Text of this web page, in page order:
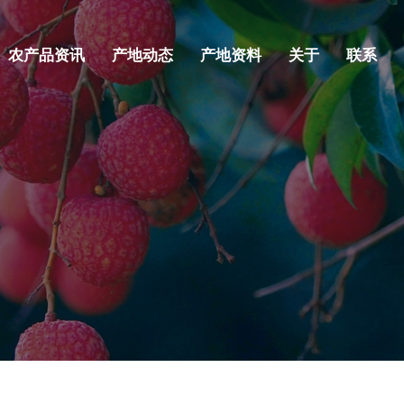
农产品资讯 产地动态 产地资料 关于 联系